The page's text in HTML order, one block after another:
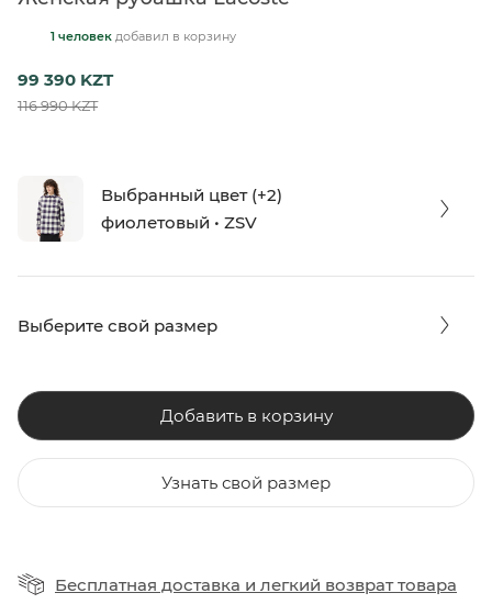
1 человек добавил в корзину
99 390 KZT
116 990 KZT
Выбранный цвет (+2)
фиолетовый • ZSV
Выберите свой размер
Добавить в корзину
Узнать свой размер
Бесплатная доставка и легкий возврат товара